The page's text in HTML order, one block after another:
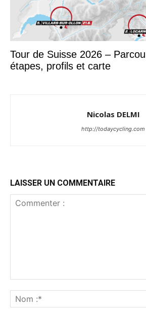
Tour de Suisse 2026 –
étapes, profils et carte
Nicolas DELMI
http://todaycycling.com
LAISSER UN COMMENTAIRE